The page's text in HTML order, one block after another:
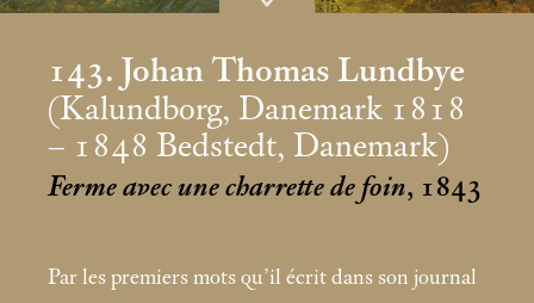
143. Johan Thomas Lundbye
(Kalundborg, Danemark 1818
– 1848 Bedstedt, Danemark)
Ferme avec une charrette de foin, 1843
Par les premiers mots qu’il écrit dans son journal